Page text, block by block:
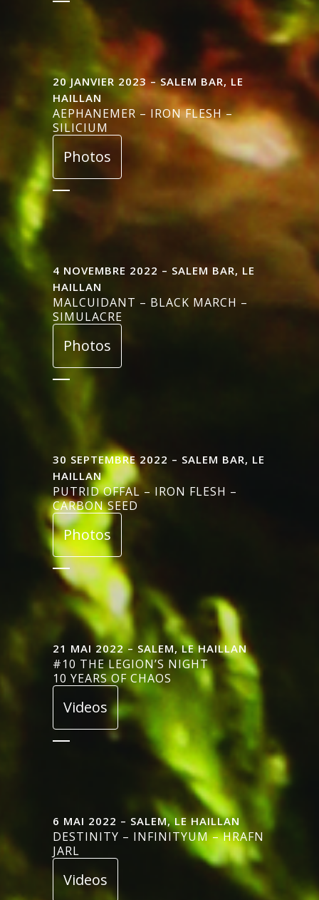
20 JANVIER 2023 – SALEM BAR, LE
HAILLAN
AEPHANEMER – IRON FLESH –
SILICIUM
Photos
4 NOVEMBRE 2022 – SALEM BAR, LE
HAILLAN
MALCUIDANT – BLACK MARCH –
SIMULACRE
Photos
30 SEPTEMBRE 2022 – SALEM BAR, LE
HAILLAN
PUTRID OFFAL – IRON FLESH –
CARBON SEED
Photos
21 MAI 2022 – SALEM, LE HAILLAN
#10 THE LEGION’S NIGHT
10 YEARS OF CHAOS
Videos
6 MAI 2022 – SALEM, LE HAILLAN
DESTINITY – INFINITYUM – HRAFN
JARL
Videos